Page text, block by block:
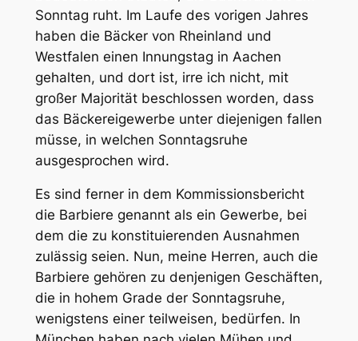
Sonntag ruht. Im Laufe des vorigen Jahres
haben die Bäcker von Rheinland und
Westfalen einen Innungstag in Aachen
gehalten, und dort ist, irre ich nicht, mit
großer Majorität beschlossen worden, dass
das Bäckereigewerbe unter diejenigen fallen
müsse, in welchen Sonntagsruhe
ausgesprochen wird.
Es sind ferner in dem Kommissionsbericht
die Barbiere genannt als ein Gewerbe, bei
dem die zu konstituierenden Ausnahmen
zulässig seien. Nun, meine Herren, auch die
Barbiere gehören zu denjenigen Geschäften,
die in hohem Grade der Sonntagsruhe,
wenigstens einer teilweisen, bedürfen. In